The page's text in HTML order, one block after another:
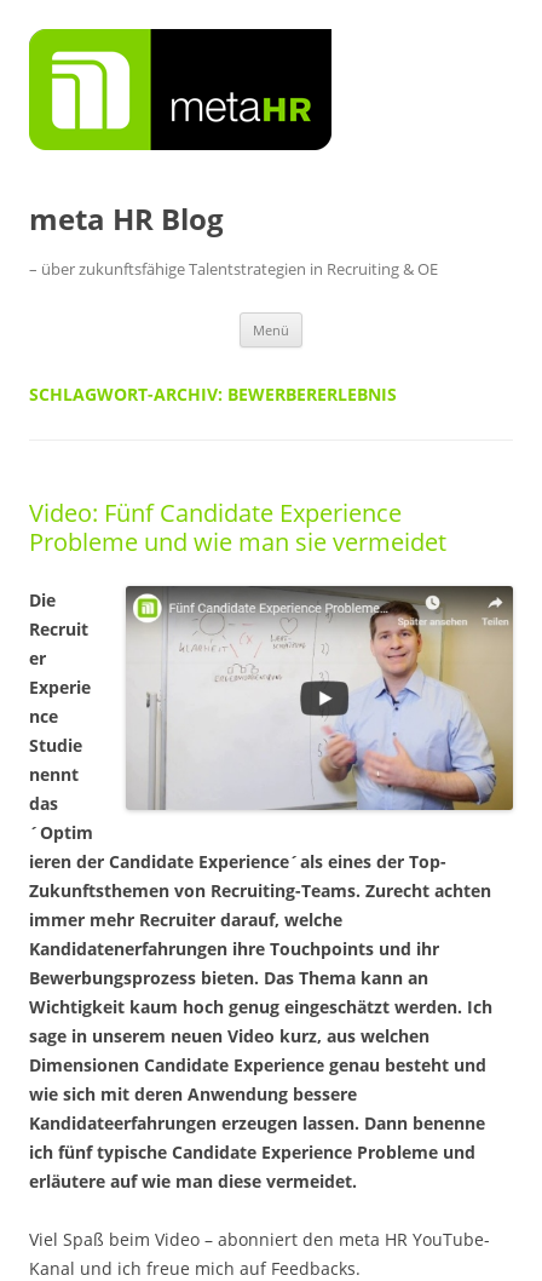
Inhalt
springen
meta HR Blog
– über zukunftsfähige Talentstrategien in Recruiting & OE
Menü
SCHLAGWORT-ARCHIV: BEWERBERERLEBNIS
Video: Fünf Candidate Experience
Probleme und wie man sie vermeidet
Die
Recruit
er
Experie
nce
Studie
nennt
das
´Optim
ieren der Candidate Experience´als eines der Top-
Zukunftsthemen von Recruiting-Teams. Zurecht achten
immer mehr Recruiter darauf, welche
Kandidatenerfahrungen ihre Touchpoints und ihr
Bewerbungsprozess bieten. Das Thema kann an
Wichtigkeit kaum hoch genug eingeschätzt werden. Ich
sage in unserem neuen Video kurz, aus welchen
Dimensionen Candidate Experience genau besteht und
wie sich mit deren Anwendung bessere
Kandidateerfahrungen erzeugen lassen. Dann benenne
ich fünf typische Candidate Experience Probleme und
erläutere auf wie man diese vermeidet.
Viel Spaß beim Video – abonniert den meta HR YouTube-
Kanal und ich freue mich auf Feedbacks.